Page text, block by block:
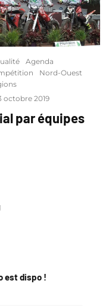
Agenda
Nord-Ouest
octobre 2019
par équipes
est dispo !